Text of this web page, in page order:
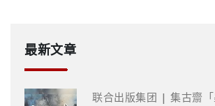
最新文章
联合出版集团 | 集古齋